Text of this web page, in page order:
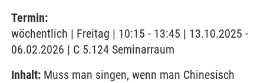
Termin:
wöchentlich | Freitag | 10:15 - 13:45 | 13.10.2025 -
06.02.2026 | C 5.124 Seminarraum
Inhalt: Muss man singen, wenn man Chinesisch